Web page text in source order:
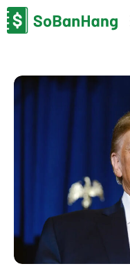
Sản phẩm
Bảng giá